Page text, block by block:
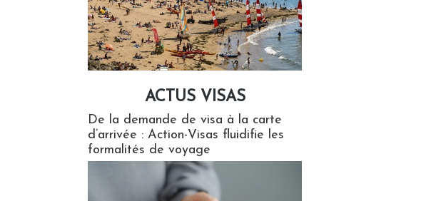
ACTUS VISAS
De la demande de visa à la carte
d’arrivée : Action-Visas fluidifie les
formalités de voyage